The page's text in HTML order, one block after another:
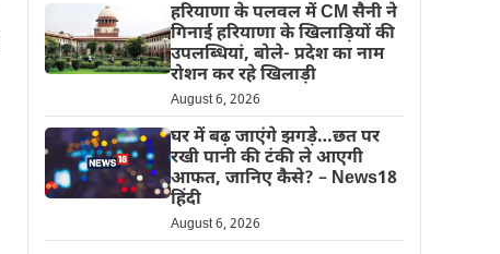
हरियाणा के पलवल में CM सैनी ने
गिनाई हरियाणा के खिलाड़ियों की
उपलब्धियां, बोले- प्रदेश का नाम
रोशन कर रहे खिलाड़ी
August 6, 2026
घर में बढ़ जाएंगे झगड़े…छत पर
रखी पानी की टंकी ले आएगी
आफत, जानिए कैसे? – News18
हिंदी
August 6, 2026